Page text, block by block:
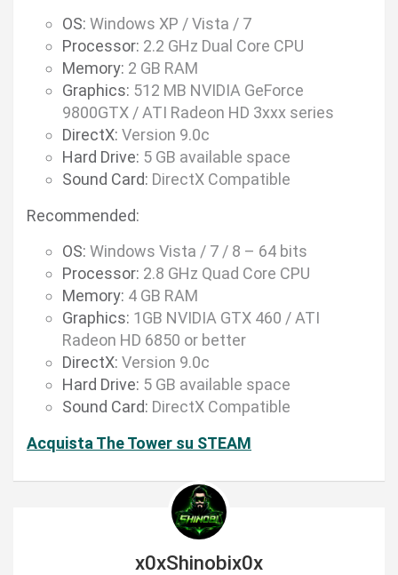
OS: Windows XP / Vista / 7
Processor: 2.2 GHz Dual Core CPU
Memory: 2 GB RAM
Graphics: 512 MB NVIDIA GeForce
9800GTX / ATI Radeon HD 3xxx series
DirectX: Version 9.0c
Hard Drive: 5 GB available space
Sound Card: DirectX Compatible
Recommended:
OS: Windows Vista / 7 / 8 – 64 bits
Processor: 2.8 GHz Quad Core CPU
Memory: 4 GB RAM
Graphics: 1GB NVIDIA GTX 460 / ATI
Radeon HD 6850 or better
DirectX: Version 9.0c
Hard Drive: 5 GB available space
Sound Card: DirectX Compatible
Acquista The Tower su STEAM
x0xShinobix0x